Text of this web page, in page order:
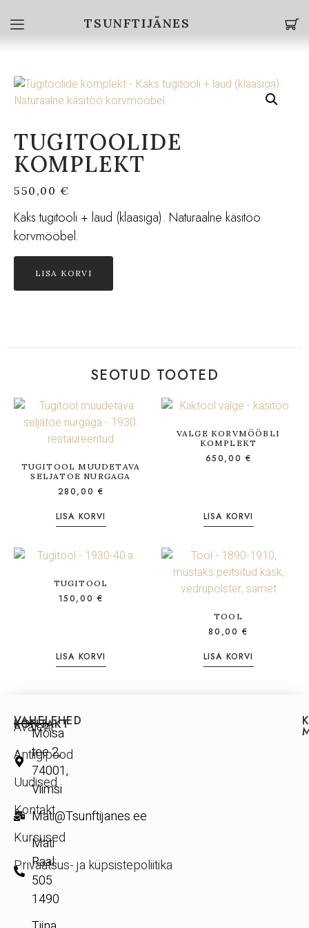
TSUNFTIJÄNES
TUGITOOLIDE
KOMPLEKT
550,00€
Kaks tugitooli + laud (klaasiga). Naturaalne käsitöö
korvmööbel.
LISA KORVI
SEOTUD TOOTED
TUGITOOL MUUDETAVA
SELJATOE NURGAGA
280,00 €
LISA KORVI
VALGE KORVMÖÖBLI
KOMPLEKT
650,00 €
LISA KORVI
TUGITOOL
150,00 €
LISA KORVI
TOOL
80,00 €
LISA KORVI
KONTAKT
Mõisa
tee 2,
74001,
Viimsi
Mati@Tsunftijanes.ee
Mati
Raal:
505
1490
VAHELEHED
Avaleht
Antiigipood
Uudised
Kontakt
Kursused
Privaatsus- ja küpsistepoliitika